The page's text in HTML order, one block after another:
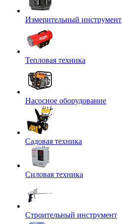
Измерительный инструмент
Тепловая техника
Насосное оборудование
Садовая техника
Силовая техника
Строительный инструмент